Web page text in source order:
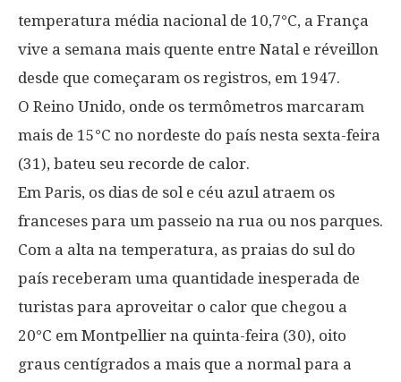
temperatura média nacional de 10,7°C, a França
vive a semana mais quente entre Natal e réveillon
desde que começaram os registros, em 1947.
O Reino Unido, onde os termômetros marcaram
mais de 15°C no nordeste do país nesta sexta-feira
(31), bateu seu recorde de calor.
Em Paris, os dias de sol e céu azul atraem os
franceses para um passeio na rua ou nos parques.
Com a alta na temperatura, as praias do sul do
país receberam uma quantidade inesperada de
turistas para aproveitar o calor que chegou a
20°C em Montpellier na quinta-feira (30), oito
graus centígrados a mais que a normal para a